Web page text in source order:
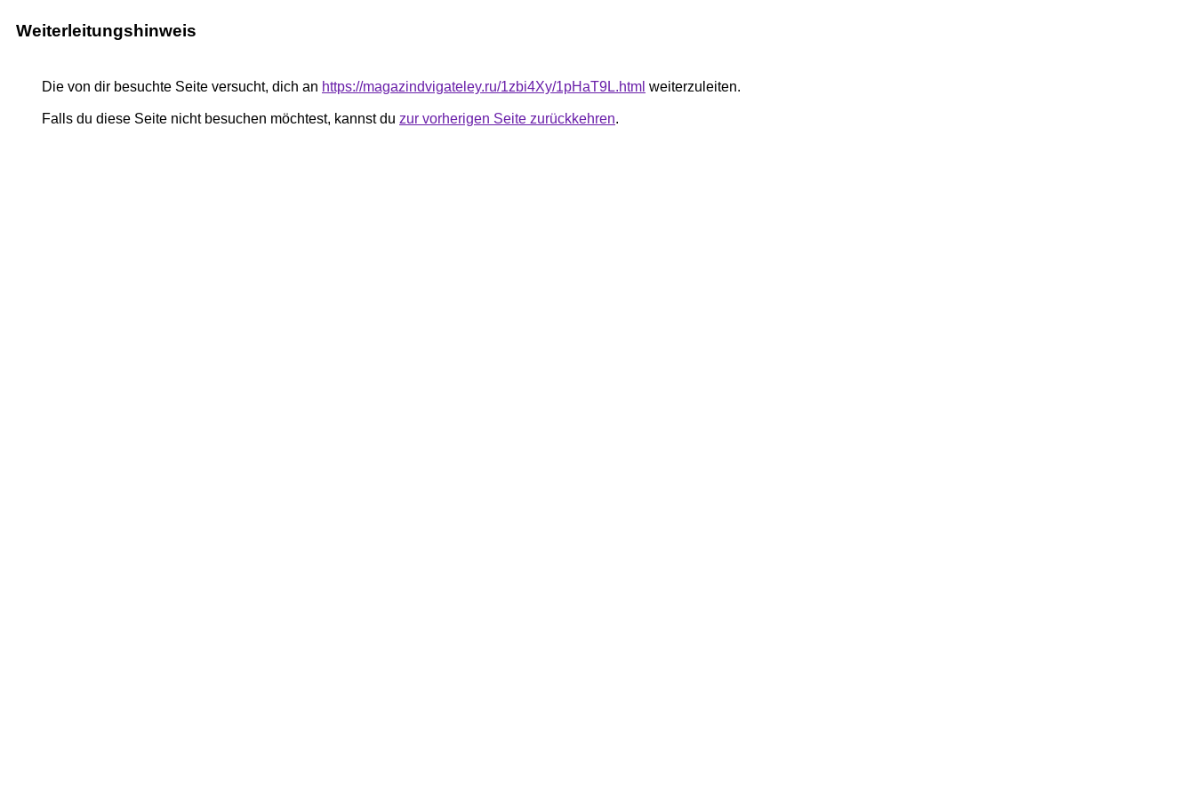
Weiterleitungshinweis
Die von dir besuchte Seite versucht, dich an https://magazindvigateley.ru/1zbi4Xy/1pHaT9L.html weiterzuleiten.
Falls du diese Seite nicht besuchen möchtest, kannst du zur vorherigen Seite zurückkehren.